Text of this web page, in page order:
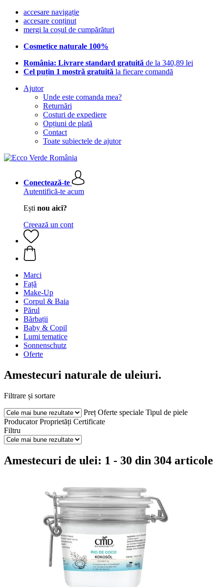
accesare navigație
accesare conținut
mergi la coșul de cumpărături
Cosmetice naturale 100%
România: Livrare standard gratuită de la 340,89 lei
Cel puțin 1 mostră gratuită la fiecare comandă
Ajutor
Unde este comanda mea?
Returnări
Costuri de expediere
Opțiuni de plată
Contact
Toate subiectele de ajutor
Conectează-te
Autentifică-te acum
Ești nou aici?
Creează un cont
Marci
Față
Make-Up
Corpul & Baia
Părul
Bărbații
Baby & Copil
Lumi tematice
Sonnenschutz
Oferte
Amestecuri naturale de uleiuri.
Filtrare și sortare
Preț Oferte speciale Tipul de piele
Producator Proprietăți Certificate
Filtru
Amestecuri de ulei: 1 - 30 din 304 articole